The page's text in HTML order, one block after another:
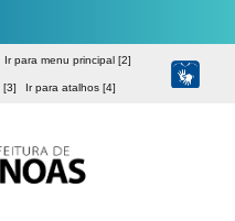
Ir para menu principal [2]
[3] Ir para atalhos [4]